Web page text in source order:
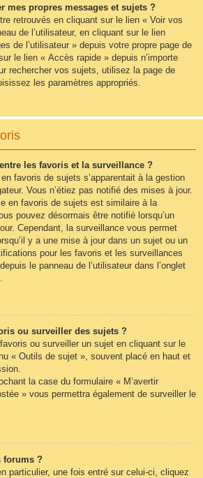
mes propres messages et sujets ?
retrouvés en cliquant sur le lien « Voir vos
de l’utilisateur, en cliquant sur le lien
de l’utilisateur » depuis votre propre page de
le lien « Accès rapide » depuis n’importe
rechercher vos sujets, utilisez la page de
les paramètres appropriés.
les favoris et la surveillance ?
favoris de sujets s’apparentait à la gestion
Vous n’étiez pas notifié des mises à jour.
en favoris de sujets est similaire à la
pouvez désormais être notifié lorsqu’un
Cependant, la surveillance vous permet
y a une mise à jour dans un sujet ou un
pour les favoris et les surveillances
le panneau de l’utilisateur dans l’onglet
ou surveiller des sujets ?
ou surveiller un sujet en cliquant sur le
« Outils de sujet », souvent placé en haut et
la case du formulaire « M’avertir
» vous permettra également de surveiller le
forums ?
particulier, une fois entré sur celui-ci, cliquez